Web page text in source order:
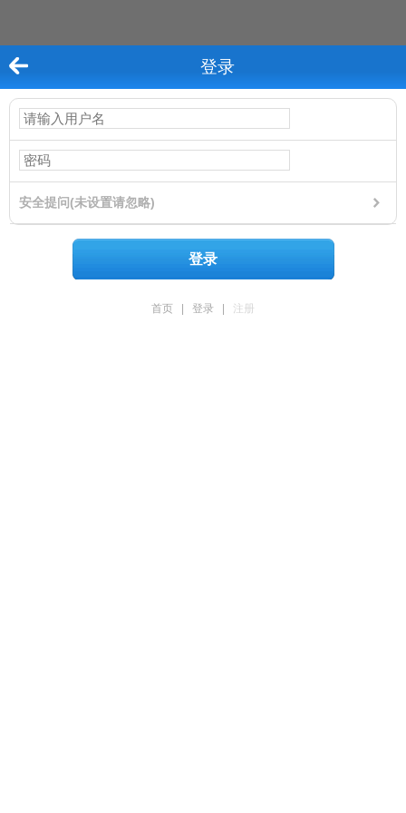
登录
安全提问(未设置请忽略)
登录
首页 登录 注册